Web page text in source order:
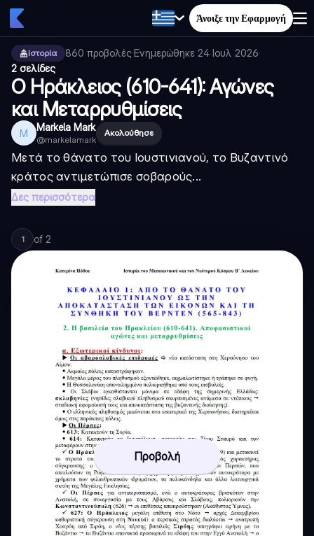
Άνοιξε την Εφαρμογή
Ιστορία 860 προβολές·Ενημερώθηκε 24 Ιουλ 2026·
2 σελίδες
Ο Ηράκλειος (610-641): Αγώνες
και Μεταρρυθμίσεις
M Markela Mark
@markelamark
Ακολούθησε
Μετά το θάνατο του Ιουστινιανού, το Βυζαντινό
κράτος αντιμετώπισε σοβαρούς...
Δες περισσότερα
1 of 2
Προβολή